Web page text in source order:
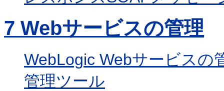
7 Webサービスの管理
WebLogic Webサービスの
管理ツール